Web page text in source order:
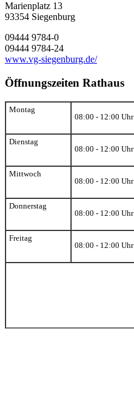
Marienplatz 13
93354 Siegenburg
09444 9784-0
09444 9784-24
www.vg-siegenburg.de/
Öffnungszeiten Rathaus
Montag
08:00 - 12:00 Uhr
Dienstag
08:00 - 12:00 Uhr
Mittwoch
08:00 - 12:00 Uhr
Donnerstag
08:00 - 12:00 Uhr
Freitag
08:00 - 12:00 Uhr